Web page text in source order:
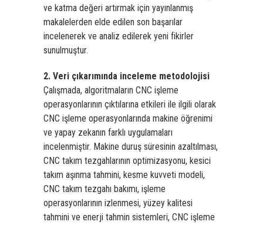
ve katma değeri artırmak için yayınlanmış
makalelerden elde edilen son başarılar
incelenerek ve analiz edilerek yeni fikirler
sunulmuştur.
2. Veri çıkarımında inceleme metodolojisi
Çalışmada, algoritmaların CNC işleme
operasyonlarının çıktılarına etkileri ile ilgili olarak
CNC işleme operasyonlarında makine öğrenimi
ve yapay zekanın farklı uygulamaları
incelenmiştir. Makine duruş süresinin azaltılması,
CNC takım tezgahlarının optimizasyonu, kesici
takım aşınma tahmini, kesme kuvveti modeli,
CNC takım tezgahı bakımı, işleme
operasyonlarının izlenmesi, yüzey kalitesi
tahmini ve enerji tahmin sistemleri, CNC işleme